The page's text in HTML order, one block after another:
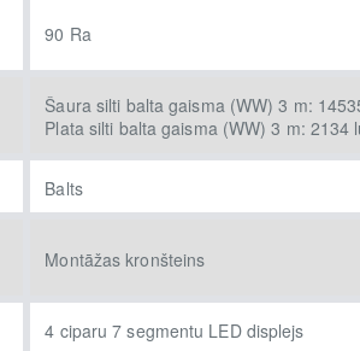
90 Ra
Šaura silti balta gaisma (WW) 3 m:
Plata silti balta gaisma (WW) 3 m: 2134
Balts
Montāžas kronšteins
4 ciparu 7 segmentu LED displejs